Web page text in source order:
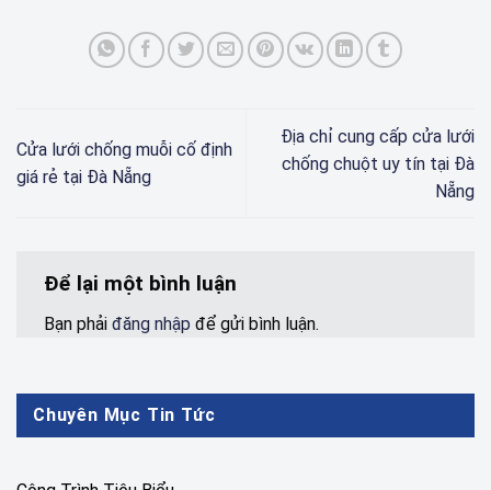
Cửa lưới chống muỗi cố định
giá rẻ tại Đà Nẵng
Địa chỉ cung cấp cửa lưới
chống chuột uy tín tại Đà
Nẵng
Để lại một bình luận
Bạn phải đăng nhập để gửi bình luận.
Chuyên Mục Tin Tức